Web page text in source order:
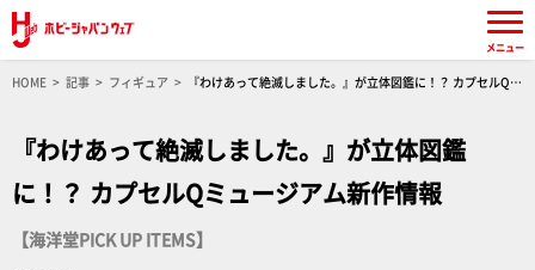
HOME 記事 フィギュア
『わけあって絶滅しました。』が立体図鑑に！？ カプセルQミ
『わけあって絶滅しました。』が立体図鑑
に！？ カプセルQミュージアム新作情報
【海洋堂PICK UP ITEMS】
メニュー